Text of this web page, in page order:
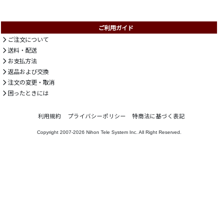
ご利用ガイド
ご注文について
送料・配送
お支払方法
返品および交換
注文の変更・取消
困ったときには
利用規約 プライバシーポリシー 特商法に基づく表記
Copyright 2007-2026 Nihon Tele System Inc. All Right Reserved.